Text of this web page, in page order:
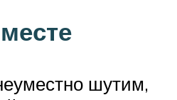
шутим,